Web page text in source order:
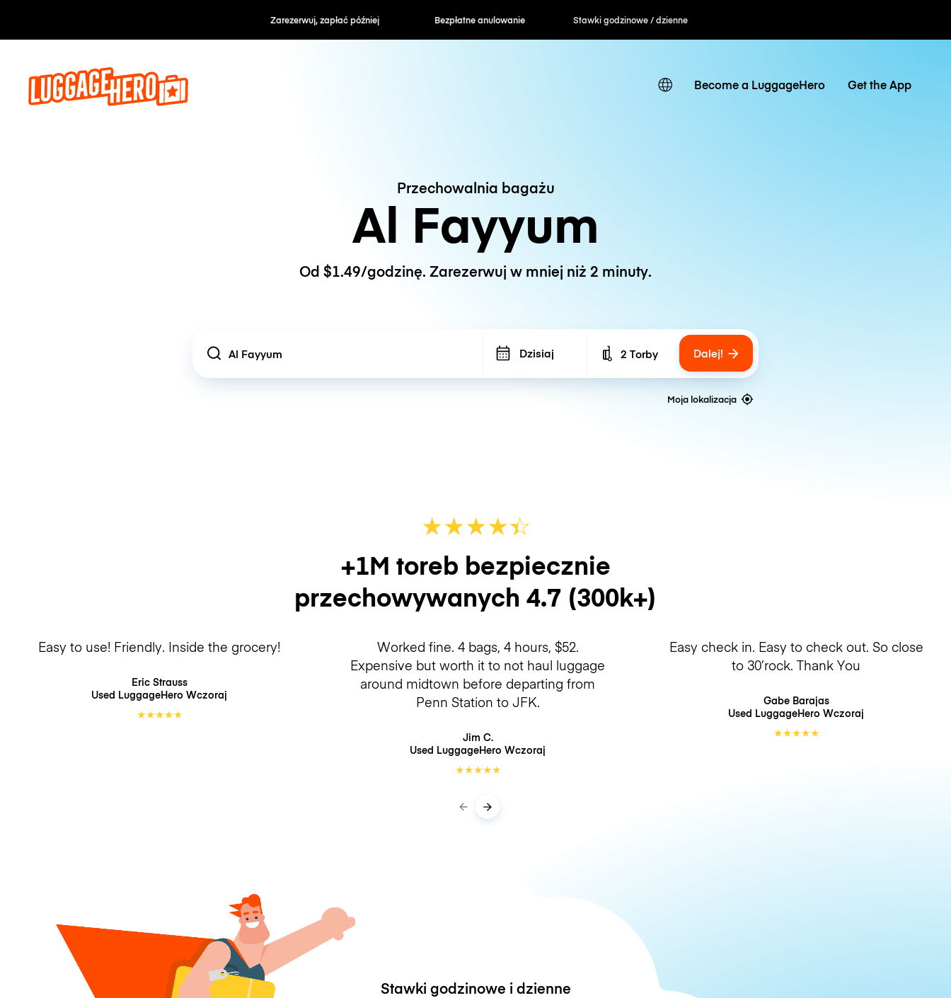
Zarezerwuj, zapłać później Bezpłatne anulowanie Stawki godzinowe / dzienne
Become a LuggageHero Get the App
Przechowalnia bagażu
Al Fayyum
Od $1.49/godzinę. Zarezerwuj w mniej niż 2 minuty.
Location Dzisiaj Number of bags
2 Torby Dalej!
Moja lokalizacja
★★★★☆
★
+1M toreb bezpiecznie
przechowywanych 4.7 (300k+)
Easy to use! Friendly. Inside the grocery!
Eric Strauss
Used LuggageHero Wczoraj
★★★★★
Worked fine. 4 bags, 4 hours, $52.
Expensive but worth it to not haul luggage
around midtown before departing from
Penn Station to JFK.
Jim C.
Used LuggageHero Wczoraj
★★★★★
Easy check in. Easy to check out. So close
to 30’rock. Thank You
Gabe Barajas
Used LuggageHero Wczoraj
★★★★★
Stawki godzinowe i dzienne